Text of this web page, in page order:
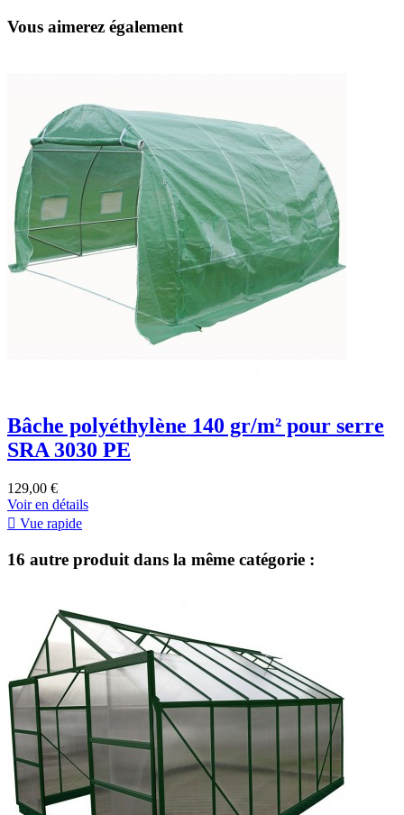
Vous aimerez également
Bâche polyéthylène 140 gr/m² pour serre
SRA 3030 PE
129,00 €
Voir en détails
 Vue rapide
16 autre produit dans la même catégorie :